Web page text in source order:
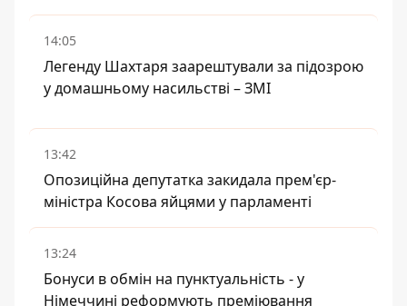
14:05
Легенду Шахтаря заарештували за підозрою
у домашньому насильстві – ЗМІ
13:42
Опозиційна депутатка закидала прем'єр-
міністра Косова яйцями у парламенті
13:24
Бонуси в обмін на пунктуальність - у
Німеччині реформують преміювання